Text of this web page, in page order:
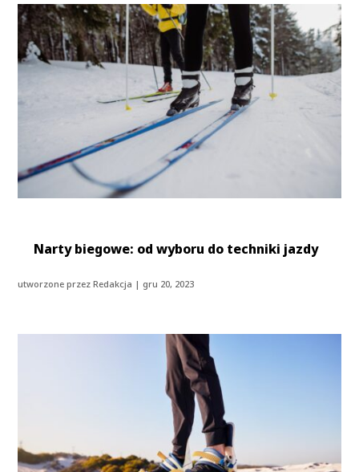
Narty biegowe: od wyboru do techniki jazdy
utworzone przezRedakcja | gru 20, 2023